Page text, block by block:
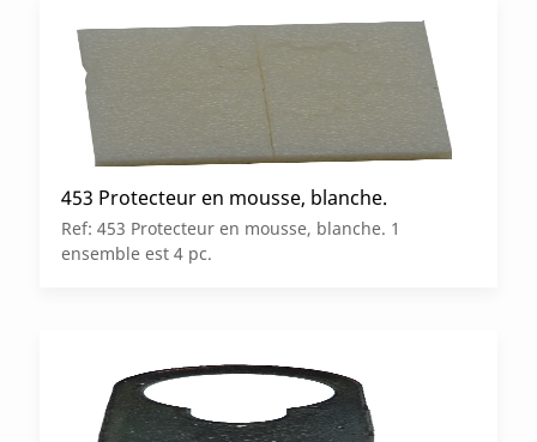
453 Protecteur en mousse, blanche.
Ref: 453 Protecteur en mousse, blanche. 1
ensemble est 4 pc.